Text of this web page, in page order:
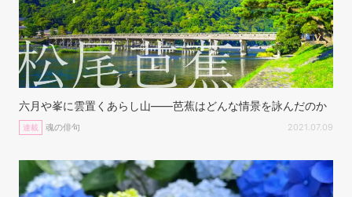
六月や峯に雲置くあらし山——芭蕉はどんな情景を詠んだのか
連載 魂の俳句 2021.07.09